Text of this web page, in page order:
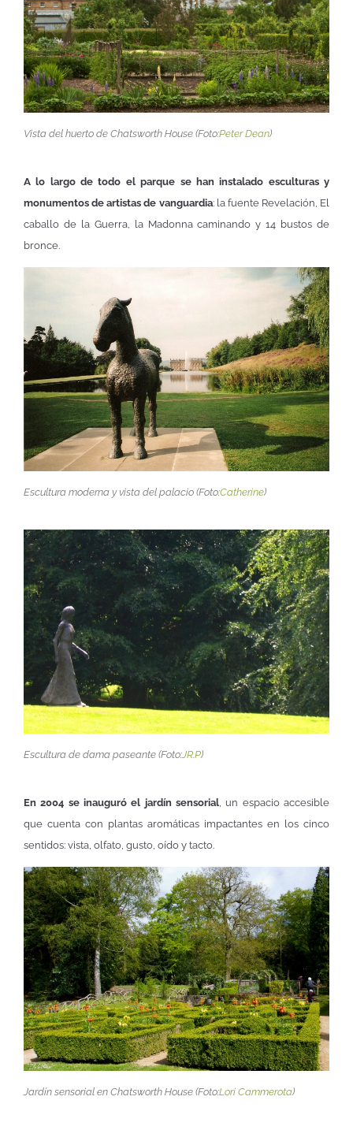
Vista del huerto de Chatsworth House (Foto:Peter Dean)
A lo largo de todo el parque se han instalado esculturas y
monumentos de artistas de vanguardia: la fuente Revelación, El
caballo de la Guerra, la Madonna caminando y 14 bustos de
bronce.
Escultura moderna y vista del palacio (Foto:Catherine)
Escultura de dama paseante (Foto:JR.P)
En 2004 se inauguró el jardín sensorial , un espacio accesible
que cuenta con plantas aromáticas impactantes en los cinco
sentidos: vista, olfato, gusto, oído y tacto.
Jardín sensorial en Chatsworth House (Foto:Lori Cammerota)